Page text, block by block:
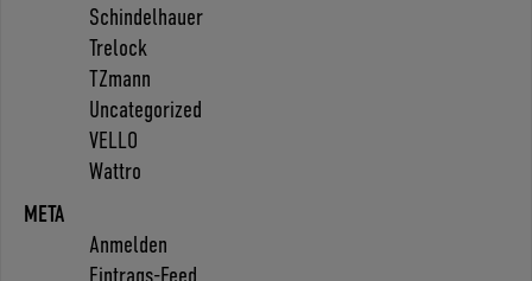
Schindelhauer
Trelock
TZmann
Uncategorized
VELLO
Wattro
META
Anmelden
Eintrags-Feed